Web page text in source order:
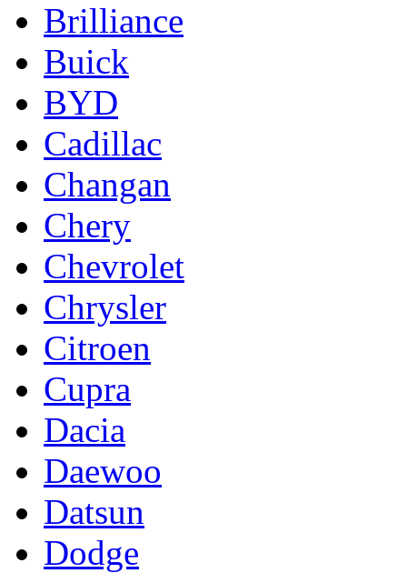
Brilliance
Buick
BYD
Cadillac
Changan
Chery
Chevrolet
Chrysler
Citroen
Cupra
Dacia
Daewoo
Datsun
Dodge